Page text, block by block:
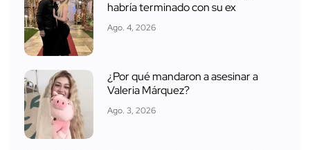
habría terminado con su ex
Ago. 4, 2026
¿Por qué mandaron a asesinar a
Valeria Márquez?
Ago. 3, 2026